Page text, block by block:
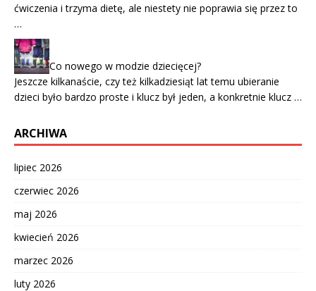
ćwiczenia i trzyma dietę, ale niestety nie poprawia się przez to
…
Co nowego w modzie dziecięcej?
Jeszcze kilkanaście, czy też kilkadziesiąt lat temu ubieranie
dzieci było bardzo proste i klucz był jeden, a konkretnie klucz …
ARCHIWA
lipiec 2026
czerwiec 2026
maj 2026
kwiecień 2026
marzec 2026
luty 2026